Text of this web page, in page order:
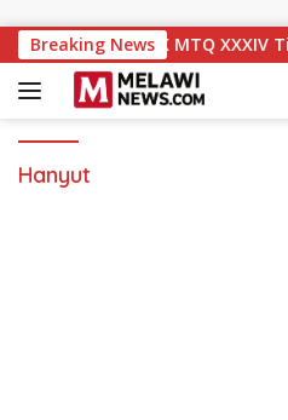
Breaking News
ke Peringkat IX MTQ XXXIV
Hanyut